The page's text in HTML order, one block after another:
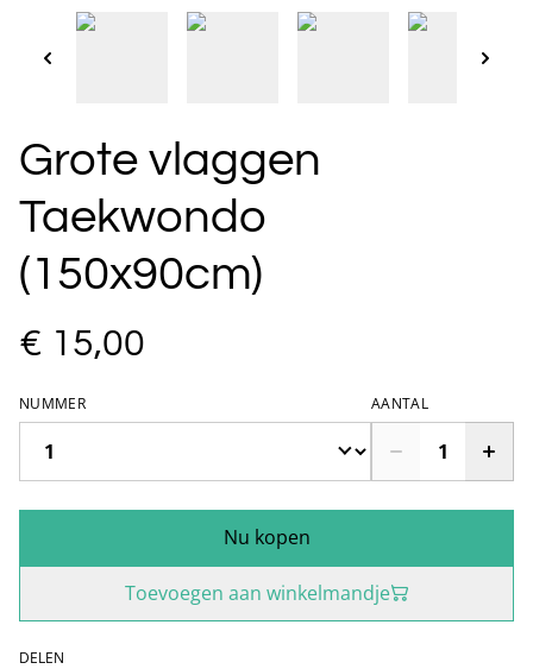
Grote vlaggen
Taekwondo
(150x90cm)
€ 15,00
NUMMER AANTAL
Nu kopen
Toevoegen aan winkelmandje
DELEN